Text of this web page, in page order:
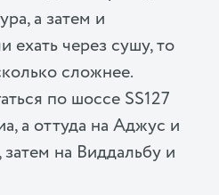
а затем и
ехать через сушу, то
сложнее.
по шоссе SS127
а оттуда на Аджус и
на Виддальбу и